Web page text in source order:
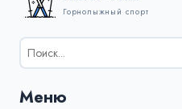
Горнолыжный спорт
Результаты
поиска
%s:
Меню